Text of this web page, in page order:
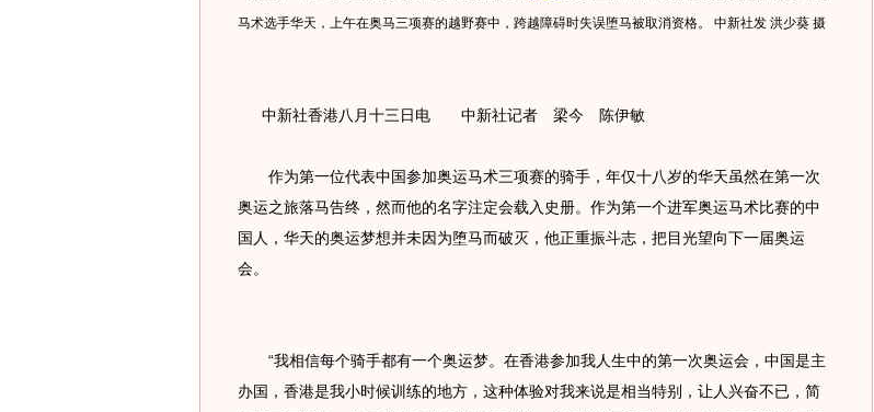
马术选手华天，上午在奥马三项赛的越野赛中，跨越障碍时失误堕马被取消资格。 中新社发 洪少葵 摄
中新社香港八月十三日电 中新社记者 梁今 陈伊敏
作为第一位代表中国参加奥运马术三项赛的骑手，年仅十八岁的华天虽然在第一次
奥运之旅落马告终，然而他的名字注定会载入史册。作为第一个进军奥运马术比赛的中
国人，华天的奥运梦想并未因为堕马而破灭，他正重振斗志，把目光望向下一届奥运
会。
“我相信每个骑手都有一个奥运梦。在香港参加我人生中的第一次奥运会，中国是主
办国，香港是我小时候训练的地方，这种体验对我来说是相当特别，让人兴奋不已，简